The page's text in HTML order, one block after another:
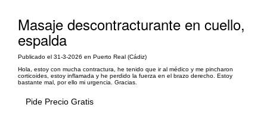
Masaje descontracturante en cuello,
espalda
Publicado el 31-3-2026 en Puerto Real (Cádiz)
Hola, estoy con mucha contractura, he tenido que ir al médico y me pincharon
corticoides, estoy inflamada y he perdido la fuerza en el brazo derecho. Estoy
bastante mal, por ello mi urgencia. Gracias.
Pide Precio Gratis